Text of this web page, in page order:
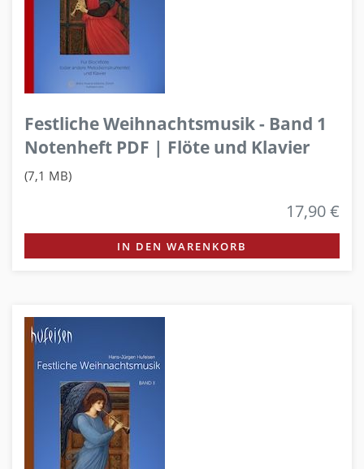
Festliche Weihnachtsmusik - Band 1
Notenheft PDF | Flöte und Klavier
(7,1 MB)
17,90 €
IN DEN WARENKORB